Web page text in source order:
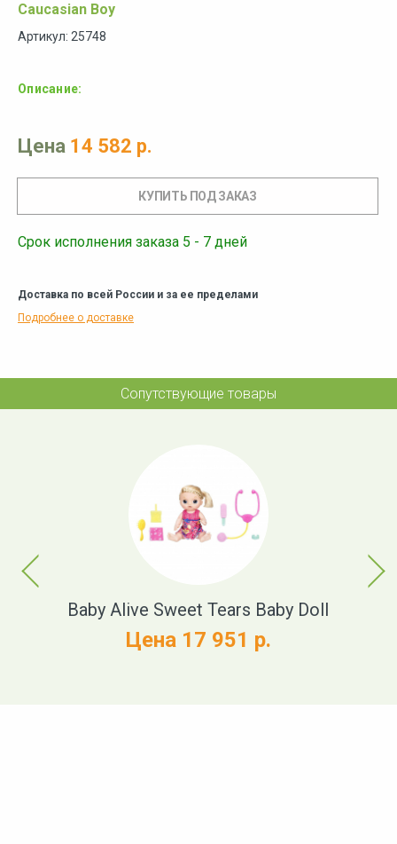
Caucasian Boy
Артикул: 25748
Описание:
Цена 14 582 р.
Срок исполнения заказа 5 - 7 дней
Доставка по всей России и за ее пределами
Подробнее о доставке
Сопутствующие товары
Previous
Baby Alive Sweet Tears Baby Doll
Цена 17 951 р.
Next